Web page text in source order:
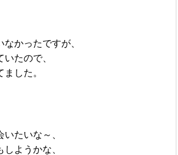
かったですが、
たので、
した。
たいな～、
ようかな、